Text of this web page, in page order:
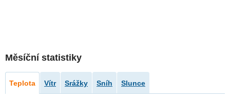
Měsíční statistiky
Teplota Vítr Srážky Sníh Slunce